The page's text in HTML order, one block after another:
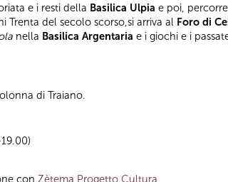
e i resti della Basilica Ulpia e poi,
del secolo scorso,si arriva al Foro di
nella Basilica Argentaria e i giochi e i
di Traiano.
con Zètema Progetto Cultura